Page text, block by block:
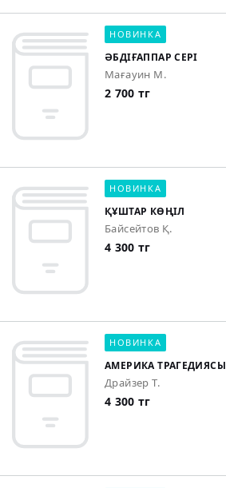
НОВИНКА
ӘБДІҒАППАР СЕРІ
Мағауин М.
2 700 тг
НОВИНКА
ҚҰШТАР КӨҢІЛ
Байсейтов Қ.
4 300 тг
НОВИНКА
АМЕРИКА ТРАГЕДИЯСЫ
Драйзер Т.
4 300 тг